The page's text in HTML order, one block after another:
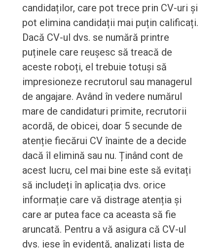
candidaților, care pot trece prin CV-uri și
pot elimina candidații mai puțin calificați.
Dacă CV-ul dvs. se numără printre
puținele care reușesc să treacă de
aceste roboți, el trebuie totuși să
impresioneze recrutorul sau managerul
de angajare. Având în vedere numărul
mare de candidaturi primite, recrutorii
acordă, de obicei, doar 5 secunde de
atenție fiecărui CV înainte de a decide
dacă îl elimină sau nu. Ținând cont de
acest lucru, cel mai bine este să evitați
să includeți în aplicația dvs. orice
informație care vă distrage atenția și
care ar putea face ca aceasta să fie
aruncată. Pentru a vă asigura că CV-ul
dvs. iese în evidență, analizați lista de